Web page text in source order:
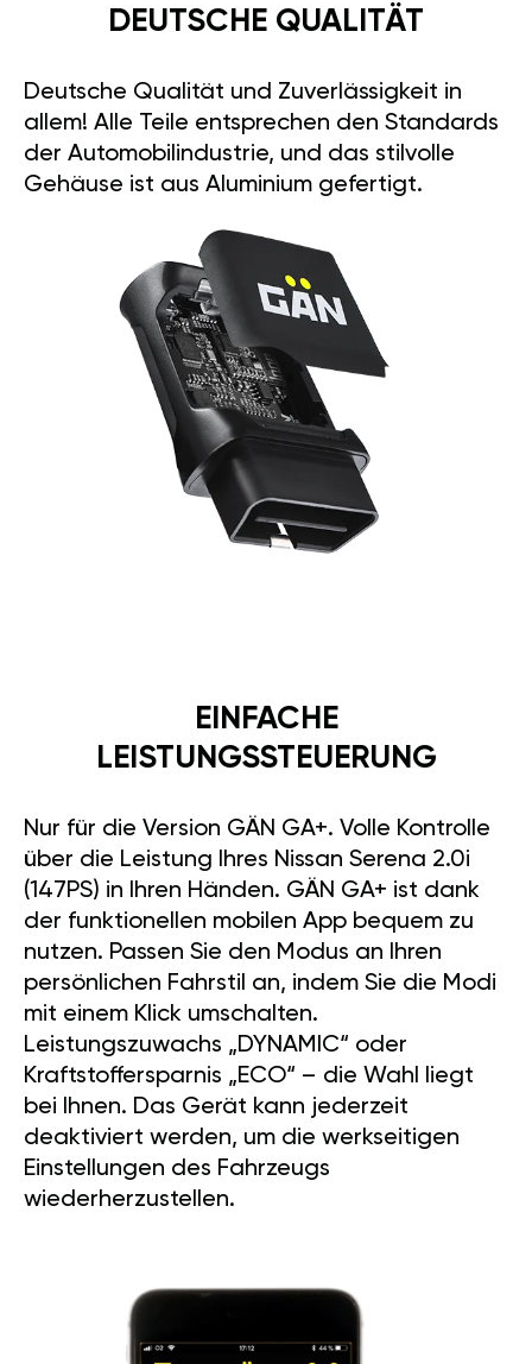
DEUTSCHE QUALITÄT
Deutsche Qualität und Zuverlässigkeit in
allem! Alle Teile entsprechen den Standards
der Automobilindustrie, und das stilvolle
Gehäuse ist aus Aluminium gefertigt.
EINFACHE
LEISTUNGSSTEUERUNG
Nur für die Version GÄN GA+. Volle Kontrolle
über die Leistung Ihres Nissan Serena 2.0i
(147PS) in Ihren Händen. GÄN GA+ ist dank
der funktionellen mobilen App bequem zu
nutzen. Passen Sie den Modus an Ihren
persönlichen Fahrstil an, indem Sie die Modi
mit einem Klick umschalten.
Leistungszuwachs „DYNAMIC“ oder
Kraftstoffersparnis „ECO“ – die Wahl liegt
bei Ihnen. Das Gerät kann jederzeit
deaktiviert werden, um die werkseitigen
Einstellungen des Fahrzeugs
wiederherzustellen.